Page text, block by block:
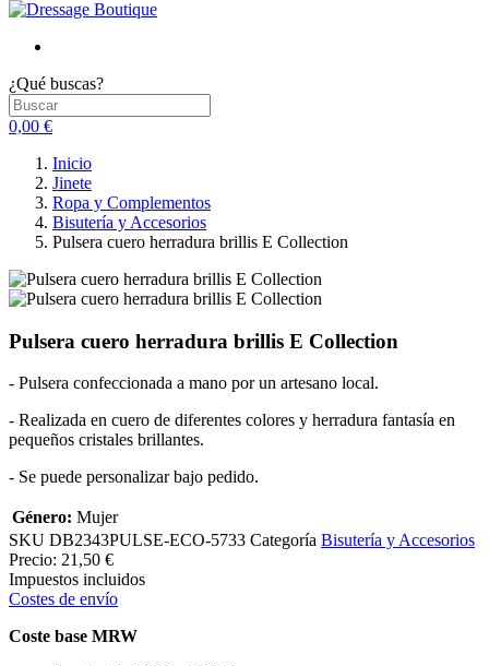
¿Qué buscas?
0,00 €
Inicio
Jinete
Ropa y Complementos
Bisutería y Accesorios
Pulsera cuero herradura brillis E Collection
Pulsera cuero herradura brillis E Collection
- Pulsera confeccionada a mano por un artesano local.
- Realizada en cuero de diferentes colores y herradura fantasía en
pequeños cristales brillantes.
- Se puede personalizar bajo pedido.
Género: Mujer
SKU DB2343PULSE-ECO-5733 Categoría Bisutería y Accesorios
Precio: 21,50 €
Impuestos incluidos
Costes de envío
Coste base MRW